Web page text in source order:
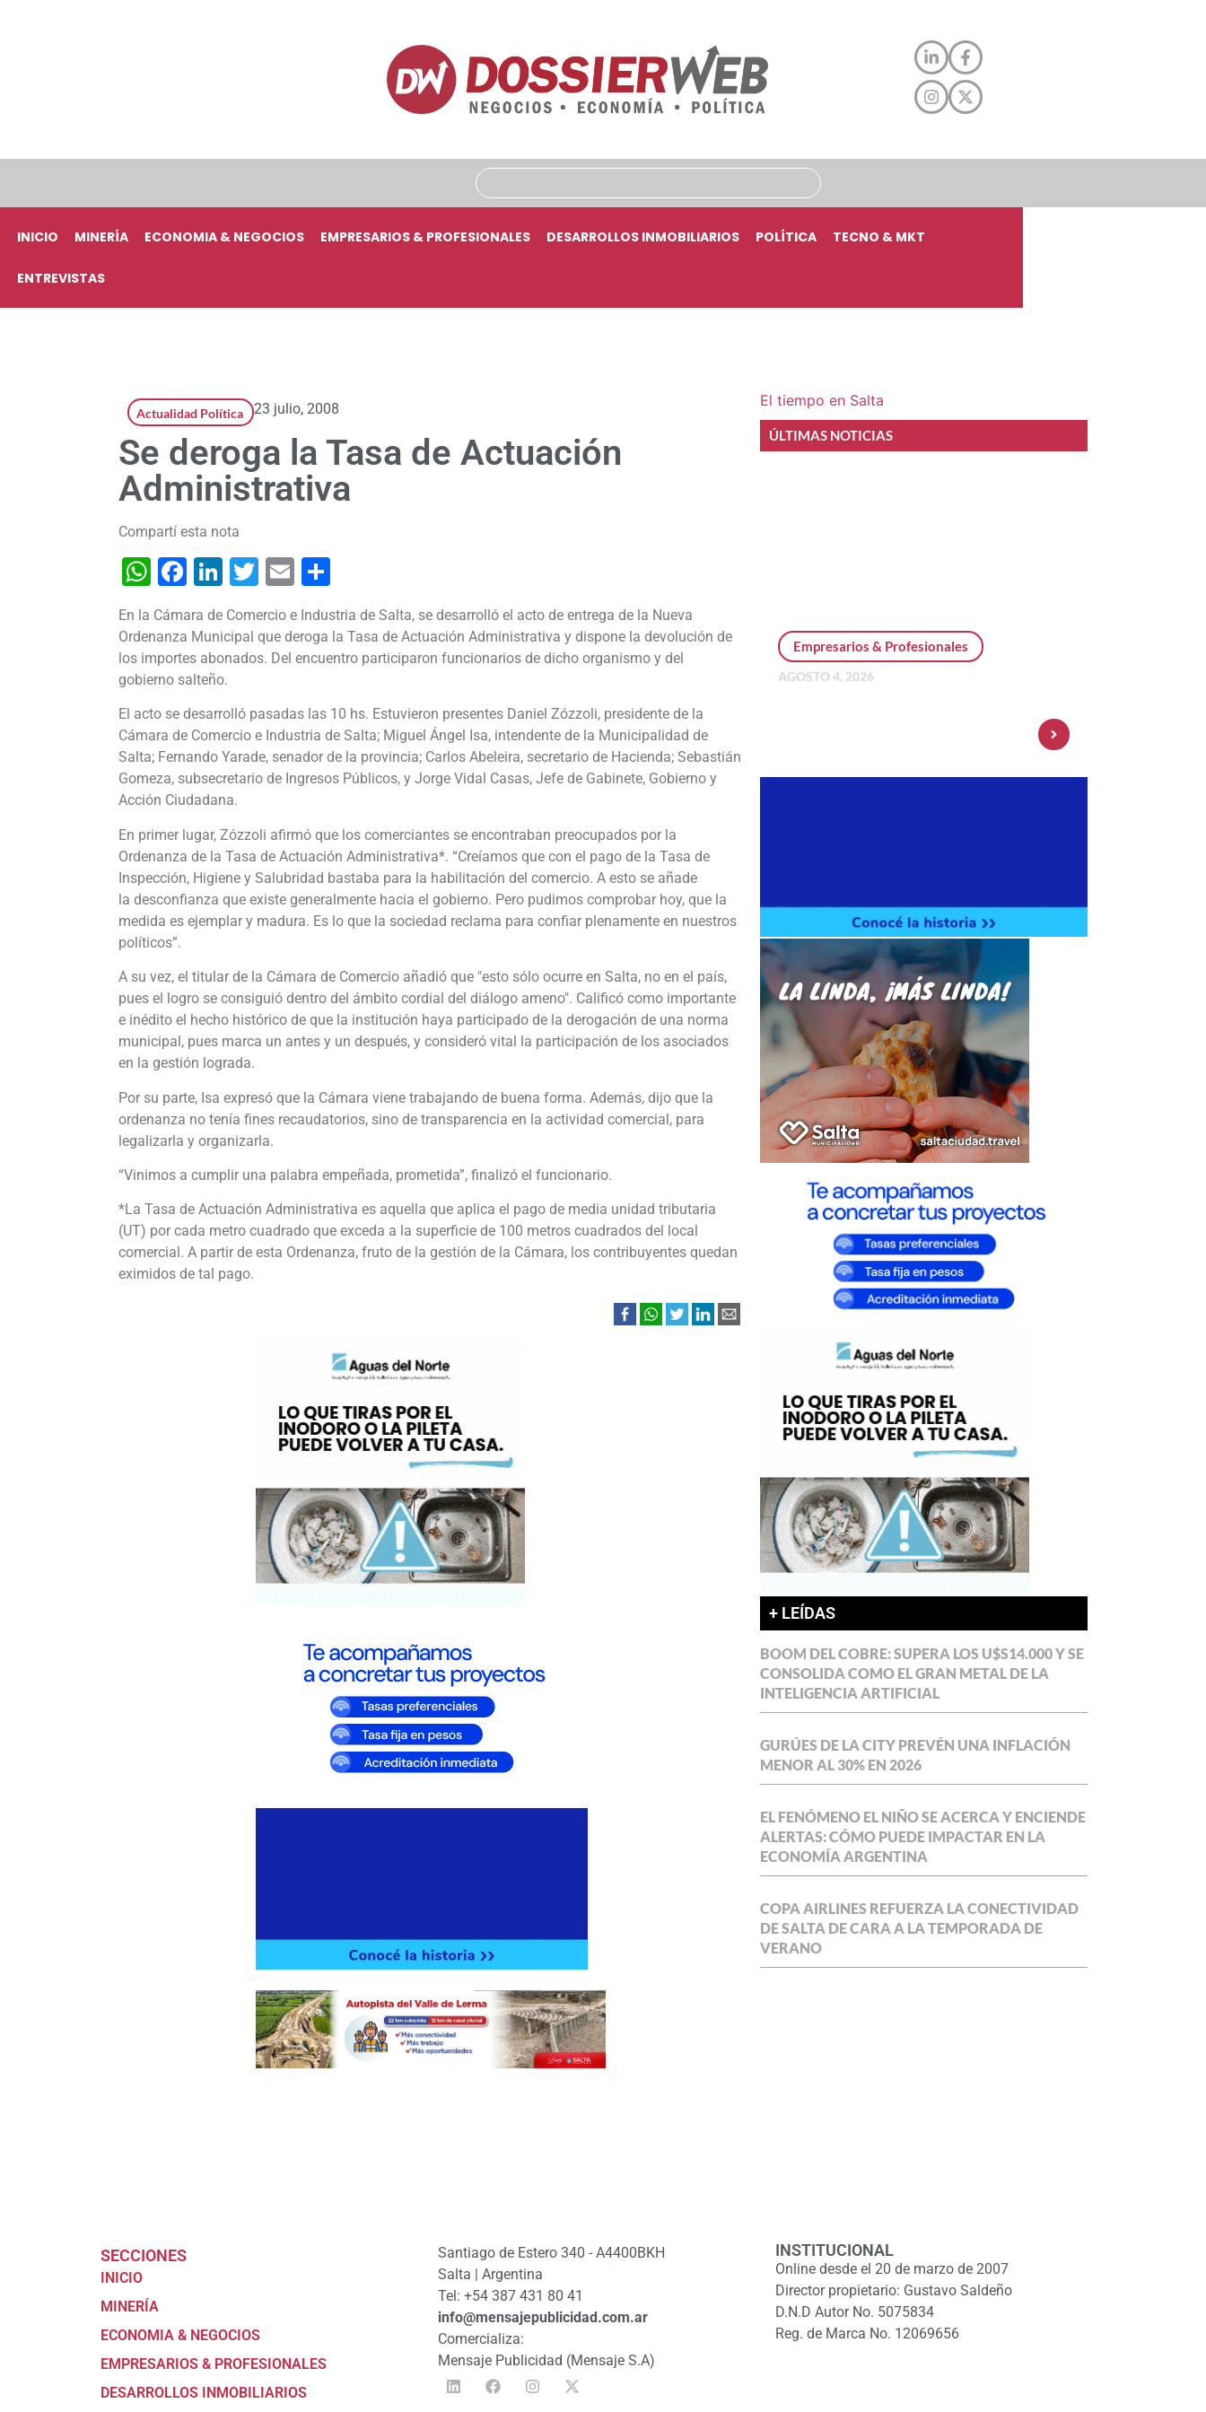
INICIO MINERÍA ECONOMIA & NEGOCIOS EMPRESARIOS & PROFESIONALES DESARROLLOS INMOBILIARIOS POLÍTICA TECNO & MKT
ENTREVISTAS
Actualidad Política 23 julio, 2008
Se deroga la Tasa de Actuación
Administrativa
Compartí esta nota
WhatsApp
Facebook
LinkedIn
Twitter
Email
En la Cámara de Comercio e Industria de Salta, se desarrolló el acto de entrega de la Nueva
Ordenanza Municipal que deroga la Tasa de Actuación Administrativa y dispone la devolución de
los importes abonados. Del encuentro participaron funcionarios de dicho organismo y del
gobierno salteño.
El acto se desarrolló pasadas las 10 hs. Estuvieron presentes Daniel Zózzoli, presidente de la
Cámara de Comercio e Industria de Salta; Miguel Ángel Isa, intendente de la Municipalidad de
Salta; Fernando Yarade, senador de la provincia; Carlos Abeleira, secretario de Hacienda; Sebastián
Gomeza, subsecretario de Ingresos Públicos, y Jorge Vidal Casas, Jefe de Gabinete, Gobierno y
Acción Ciudadana.
En primer lugar, Zózzoli afirmó que los comerciantes se encontraban preocupados por la
Ordenanza de la Tasa de Actuación Administrativa*. “Creíamos que con el pago de la Tasa de
Inspección, Higiene y Salubridad bastaba para la habilitación del comercio. A esto se añade
la desconfianza que existe generalmente hacia el gobierno. Pero pudimos comprobar hoy, que la
medida es ejemplar y madura. Es lo que la sociedad reclama para confiar plenamente en nuestros
políticos”.
A su vez, el titular de la Cámara de Comercio añadió que "esto sólo ocurre en Salta, no en el país,
pues el logro se consiguió dentro del ámbito cordial del diálogo ameno". Calificó como importante
e inédito el hecho histórico de que la institución haya participado de la derogación de una norma
municipal, pues marca un antes y un después, y consideró vital la participación de los asociados
en la gestión lograda.
Por su parte, Isa expresó que la Cámara viene trabajando de buena forma. Además, dijo que la
ordenanza no tenía fines recaudatorios, sino de transparencia en la actividad comercial, para
legalizarla y organizarla.
“Vinimos a cumplir una palabra empeñada, prometida”, finalizó el funcionario.
*La Tasa de Actuación Administrativa es aquella que aplica el pago de media unidad tributaria
(UT) por cada metro cuadrado que exceda a la superficie de 100 metros cuadrados del local
comercial. A partir de esta Ordenanza, fruto de la gestión de la Cámara, los contribuyentes quedan
eximidos de tal pago.
El tiempo en Salta
ÚLTIMAS NOTICIAS
Empresarios & Profesionales
AGOSTO 4, 2026
+ LEÍDAS
BOOM DEL COBRE: SUPERA LOS U$S14.000 Y SE
CONSOLIDA COMO EL GRAN METAL DE LA
INTELIGENCIA ARTIFICIAL
GURÚES DE LA CITY PREVÉN UNA INFLACIÓN
MENOR AL 30% EN 2026
EL FENÓMENO EL NIÑO SE ACERCA Y ENCIENDE
ALERTAS: CÓMO PUEDE IMPACTAR EN LA
ECONOMÍA ARGENTINA
COPA AIRLINES REFUERZA LA CONECTIVIDAD
DE SALTA DE CARA A LA TEMPORADA DE
VERANO
SECCIONES
INICIO
MINERÍA
ECONOMIA & NEGOCIOS
EMPRESARIOS & PROFESIONALES
DESARROLLOS INMOBILIARIOS
Santiago de Estero 340 - A4400BKH
Salta | Argentina
Tel: +54 387 431 80 41
info@mensajepublicidad.com.ar
Comercializa:
Mensaje Publicidad (Mensaje S.A)
INSTITUCIONAL
Online desde el 20 de marzo de 2007
Director propietario: Gustavo Saldeño
D.N.D Autor No. 5075834
Reg. de Marca No. 12069656